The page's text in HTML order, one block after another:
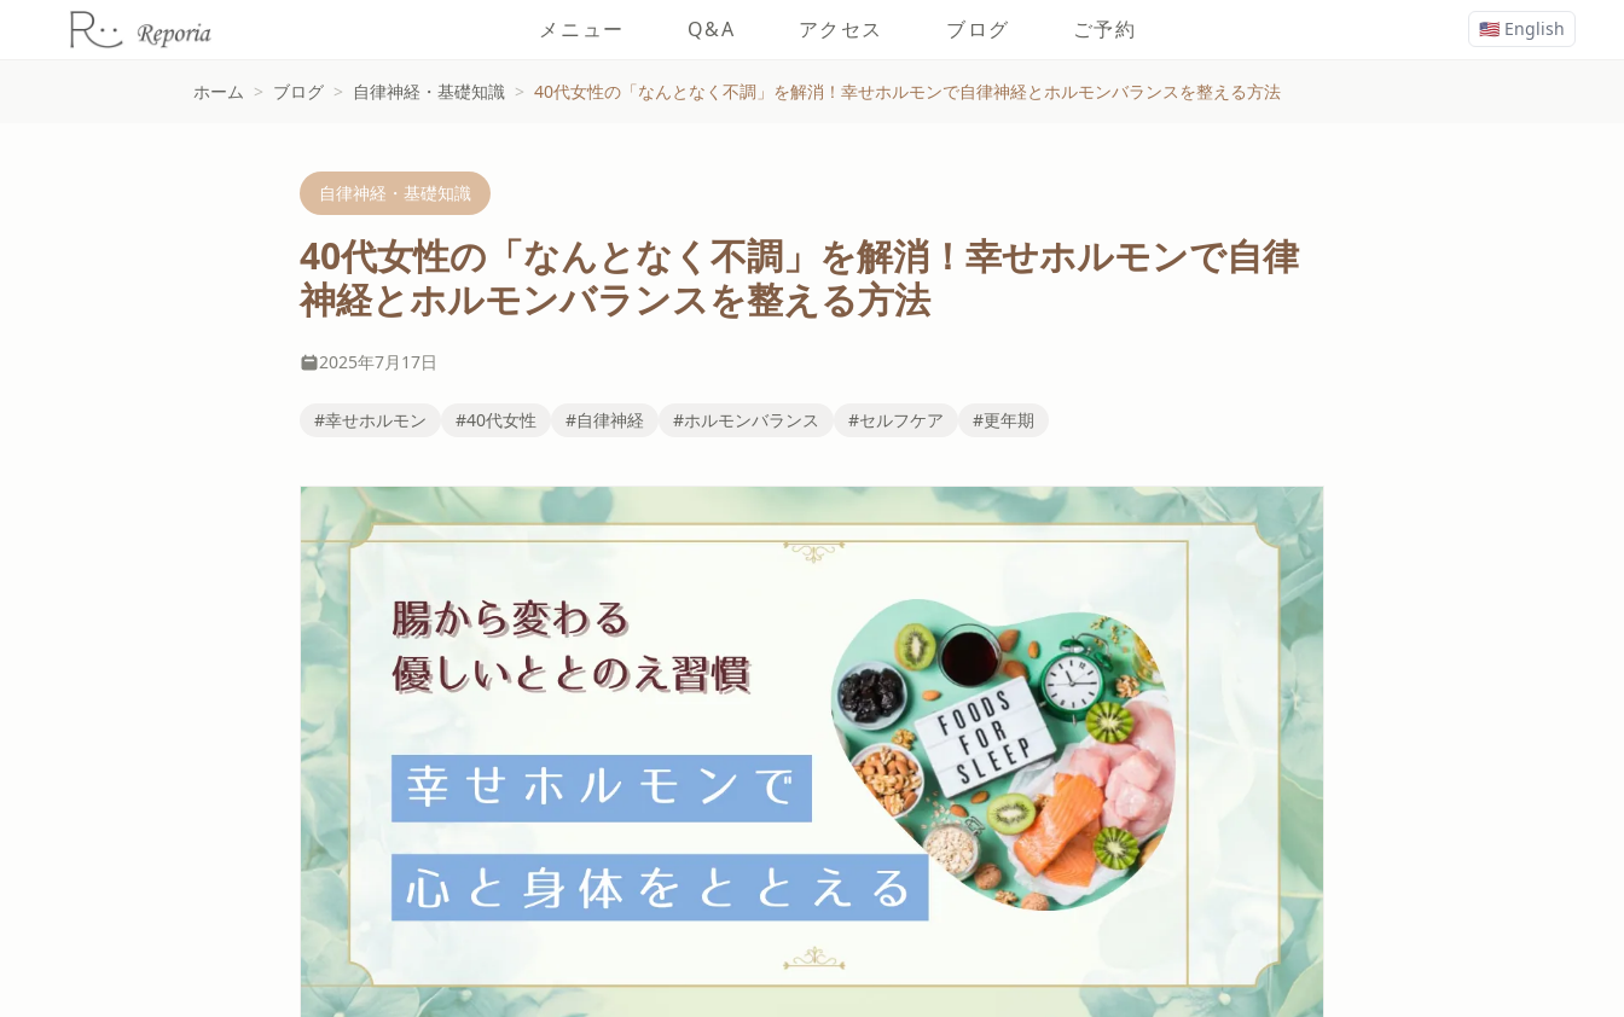
🇺🇸 English
メニュー Q&A アクセス ブログ ご予約
ホーム > ブログ > 自律神経・基礎知識 > 40代女性の「なんとなく不調」を解消！幸せホルモンで自律神経とホルモンバランスを整える方法
自律神経・基礎知識
40代女性の「なんとなく不調」を解消！幸せホルモンで自律
神経とホルモンバランスを整える方法
2025年7月17日
#幸せホルモン #40代女性 #自律神経 #ホルモンバランス #セルフケア #更年期